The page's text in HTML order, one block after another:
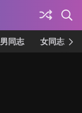
男同志 女同志